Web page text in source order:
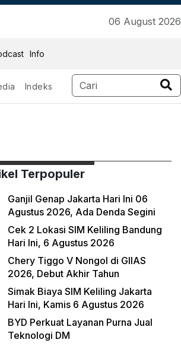
06 August 2026
Info
Indeks
Terpopuler
Ganjil Genap Jakarta Hari Ini 06
Agustus 2026, Ada Denda Segini
Cek 2 Lokasi SIM Keliling Bandung
Hari Ini, 6 Agustus 2026
Chery Tiggo V Nongol di GIIAS
2026, Debut Akhir Tahun
Simak Biaya SIM Keliling Jakarta
Hari Ini, Kamis 6 Agustus 2026
BYD Perkuat Layanan Purna Jual
Teknologi DM